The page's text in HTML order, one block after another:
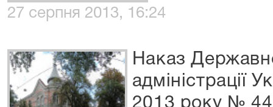
27 серпня 2013, 16:24
Наказ
адміністрації
2013 року №